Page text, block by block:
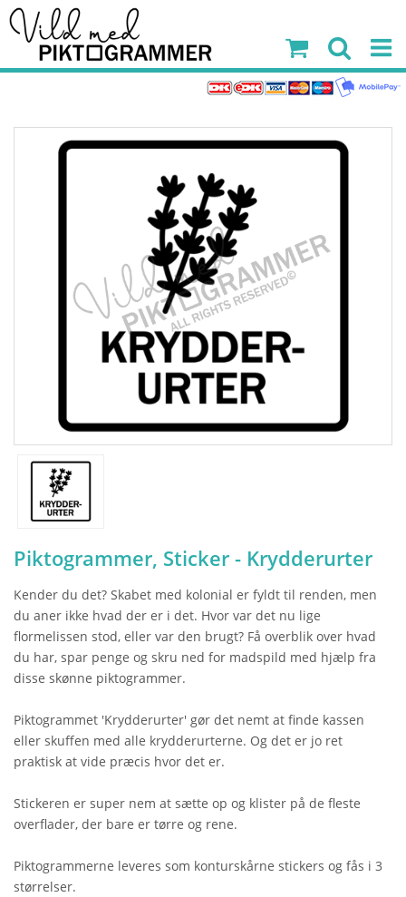
Piktogrammer, Sticker - Krydderurter
Kender du det? Skabet med kolonial er fyldt til renden, men
du aner ikke hvad der er i det. Hvor var det nu lige
flormelissen stod, eller var den brugt? Få overblik over hvad
du har, spar penge og skru ned for madspild med hjælp fra
disse skønne piktogrammer.
Piktogrammet 'Krydderurter' gør det nemt at finde kassen
eller skuffen med alle krydderurterne. Og det er jo ret
praktisk at vide præcis hvor det er.
Stickeren er super nem at sætte op og klister på de fleste
overflader, der bare er tørre og rene.
Piktogrammerne leveres som konturskårne stickers og fås i 3
størrelser.